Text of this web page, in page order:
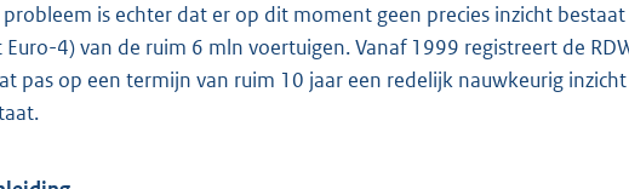
is echter dat er op dit moment geen precies inzicht
Euro-4) van de ruim 6 mln voertuigen. Vanaf 1999 registreert de
pas op een termijn van ruim 10 jaar een redelijk nauwkeurig